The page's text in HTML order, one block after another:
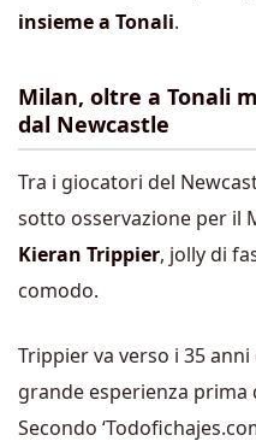
insieme a Tonali.
Milan, oltre a Tonali
dal Newcastle
Tra i giocatori del
sotto osservazione per il
Kieran Trippier, jolly di
comodo.
Trippier va verso i 35
grande esperienza prima
Secondo